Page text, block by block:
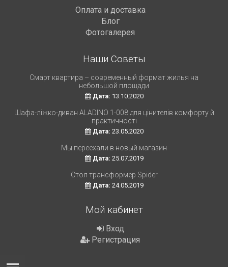
Оплата и доставка
Блог
Фотогалерея
Наши Советы
Смарт квартира – современный формат жилья на
небольшой площади
Дата: 13.10.2020
Шафа-ліжко-диван ALADINO 1-008 для цінителів комфорту й
практичності
Дата: 23.05.2020
Мы переехали в новый магазин
Дата: 25.07.2019
Стол трансформер Spider
Дата: 24.05.2019
Мой кабинет
Вход
Регистрация